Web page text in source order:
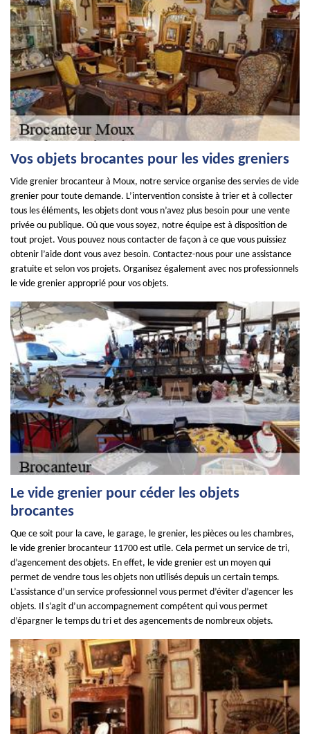
Vos objets brocantes pour les vides greniers
Vide grenier brocanteur à Moux, notre service organise des servies de vide
grenier pour toute demande. L’intervention consiste à trier et à collecter
tous les éléments, les objets dont vous n’avez plus besoin pour une vente
privée ou publique. Où que vous soyez, notre équipe est à disposition de
tout projet. Vous pouvez nous contacter de façon à ce que vous puissiez
obtenir l’aide dont vous avez besoin. Contactez-nous pour une assistance
gratuite et selon vos projets. Organisez également avec nos professionnels
le vide grenier approprié pour vos objets.
Le vide grenier pour céder les objets
brocantes
Que ce soit pour la cave, le garage, le grenier, les pièces ou les chambres,
le vide grenier brocanteur 11700 est utile. Cela permet un service de tri,
d’agencement des objets. En effet, le vide grenier est un moyen qui
permet de vendre tous les objets non utilisés depuis un certain temps.
L’assistance d’un service professionnel vous permet d’éviter d’agencer les
objets. Il s’agit d’un accompagnement compétent qui vous permet
d’épargner le temps du tri et des agencements de nombreux objets.